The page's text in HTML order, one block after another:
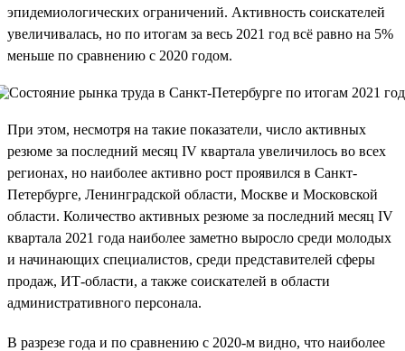
эпидемиологических ограничений. Активность соискателей
увеличивалась, но по итогам за весь 2021 год всё равно на 5%
меньше по сравнению с 2020 годом.
При этом, несмотря на такие показатели, число активных
резюме за последний месяц IV квартала увеличилось во всех
регионах, но наиболее активно рост проявился в Санкт-
Петербурге, Ленинградской области, Москве и Московской
области. Количество активных резюме за последний месяц IV
квартала 2021 года наиболее заметно выросло среди молодых
и начинающих специалистов, среди представителей сферы
продаж, ИТ-области, а также соискателей в области
административного персонала.
В разрезе года и по сравнению с 2020-м видно, что наиболее